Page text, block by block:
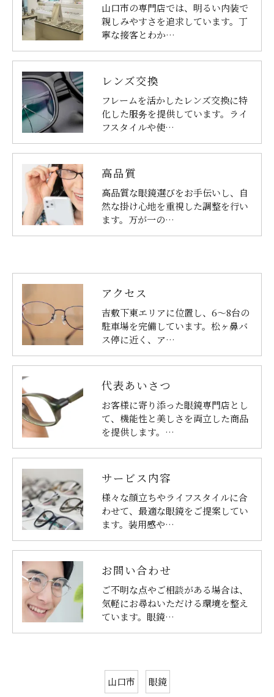
山口市の専門店では、明るい内装で
親しみやすさを追求しています。丁
寧な接客とわか…
レンズ交換
フレームを活かしたレンズ交換に特
化した服务を提供しています。ライ
フスタイルや使…
高品質
高品質な眼鏡選びをお手伝いし、自
然な掛け心地を重視した調整を行い
ます。万が一の…
アクセス
吉敷下東エリアに位置し、6〜8台の
駐車場を完備しています。松ヶ鼻バ
ス停に近く、ア…
代表あいさつ
お客様に寄り添った眼鏡専門店とし
て、機能性と美しさを両立した商品
を提供します。…
サービス内容
様々な顔立ちやライフスタイルに合
わせて、最適な眼鏡をご提案してい
ます。装用感や…
お問い合わせ
ご不明な点やご相談がある場合は、
気軽にお尋ねいただける環境を整え
ています。眼鏡…
山口市 眼鏡